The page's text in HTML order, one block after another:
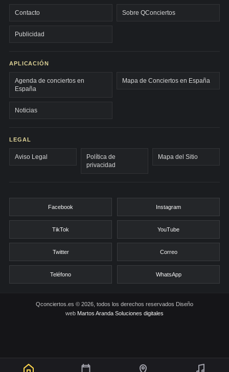
Contacto Sobre QConciertos
Publicidad
APLICACIÓN
Agenda de conciertos en
España
Mapa de Conciertos en España
Noticias
LEGAL
Aviso Legal
Política de
privacidad
Mapa del Sitio
Facebook Instagram
TikTok YouTube
Twitter Correo
Teléfono WhatsApp
Qconciertos.es © 2026, todos los derechos reservados Diseño
web Martos Aranda Soluciones digitales